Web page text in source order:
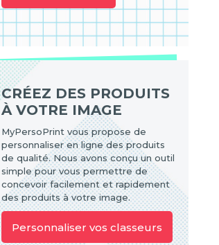
CRÉEZ DES PRODUITS
À VOTRE IMAGE
MyPersoPrint vous propose de
personnaliser en ligne des produits
de qualité. Nous avons conçu un outil
simple pour vous permettre de
concevoir facilement et rapidement
des produits à votre image.
Personnaliser vos classeurs